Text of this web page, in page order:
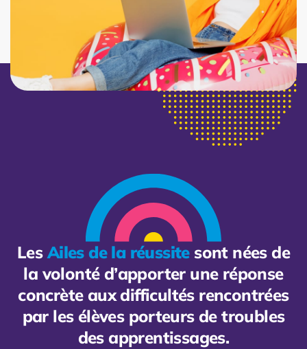
LesAiles de la réussitesont nées de
la volonté d’apporter une réponse
concrète aux difficultés rencontrées
par les élèves porteurs de troubles
des apprentissages.